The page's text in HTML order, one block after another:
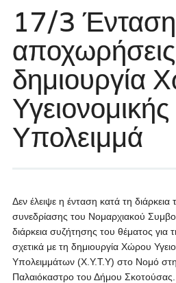
17/3 Ένταση
αποχωρήσεις
δημιουργία
Υπολειμμά
Δεν έλειψε η ένταση κατά τη
συνεδρίασης του Νομαρχιακού
διάρκεια συζήτησης του θέματος για
σχετικά με τη δημιουργία Χώρου
Υπολειμμάτων (Χ.Υ.Τ.Υ) στο Νομό
Παλαιόκαστρο του Δήμου Σκοτούσας.